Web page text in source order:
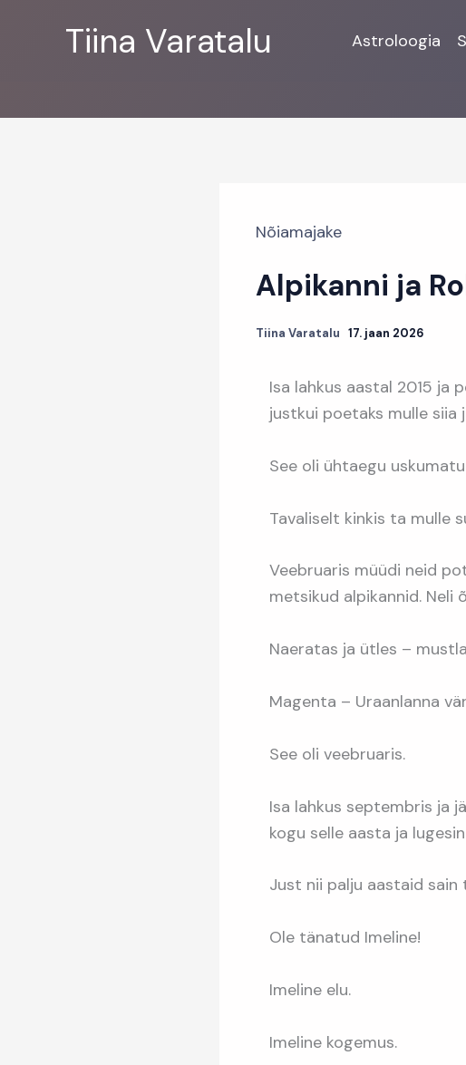
Tiina Varatalu Astroloogia
Nõiamajake
Alpikanni ja
Tiina Varatalu 17. jaan 2026
Isa lahkus aastal 2015 ja
justkui poetaks mulle siia
See oli ühtaegu
Tavaliselt kinkis ta mulle
Veebruaris müüdi neid
metsikud alpikannid. Neli
Naeratas ja ütles –
Magenta – Uraanlanna
See oli veebruaris.
Isa lahkus septembris ja
kogu selle aasta ja
Just nii palju aastaid sain
Ole tänatud Imeline!
Imeline elu.
Imeline kogemus.